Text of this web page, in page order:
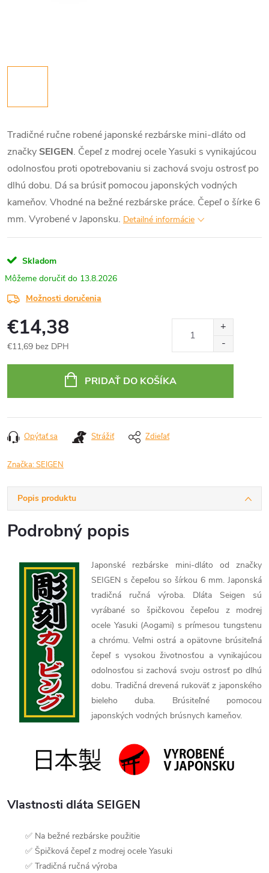
Tradičné ručne robené japonské rezbárske mini-dláto od
značky SEIGEN. Čepeľ z modrej ocele Yasuki s vynikajúcou
odolnosťou proti opotrebovaniu si zachová svoju ostrosť po
dlhú dobu. Dá sa brúsiť pomocou japonských vodných
kameňov. Vhodné na bežné rezbárske práce. Čepeľ o šírke 6
mm. Vyrobené v Japonsku. Detailné informácie
Skladom
13.8.2026
Možnosti doručenia
€14,38
€11,69 bez DPH
PRIDAŤ DO KOŠÍKA
Opýtať sa Strážiť Zdieľať
Značka:SEIGEN
Popis produktu
Podrobný popis
Japonské rezbárske mini-dláto od značky
SEIGEN s čepeľou so šírkou 6 mm. Japonská
tradičná ručná výroba. Dláta Seigen sú
vyrábané so špičkovou čepeľou z modrej
ocele Yasuki (Aogami) s prímesou tungstenu
a chrómu. Veľmi ostrá a opätovne brúsiteľná
čepeľ s vysokou životnosťou a vynikajúcou
odolnosťou si zachová svoju ostrosť po dlhú
dobu. Tradičná drevená rukoväť z japonského
bieleho duba. Brúsiteľné pomocou
japonských vodných brúsnych kameňov.
Vlastnosti dláta SEIGEN
✅ Na bežné rezbárske použitie
✅ Špičková čepeľ z modrej ocele Yasuki
✅ Tradičná ručná výroba